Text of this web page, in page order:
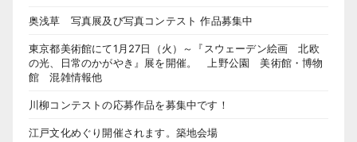
奥浅草 写真展及び写真コンテスト 作品募集中
東京都美術館にて1月27日（火）～『スウェーデン絵画 北欧
の光、日常のかがやき』展を開催。 上野公園 美術館・博物
館 混雑情報他
川柳コンテストの応募作品を募集中です！
江戸文化めぐり開催されます。築地会場